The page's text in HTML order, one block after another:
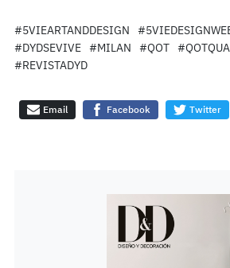
#5VIEARTANDDESIGN
#DYDSEVIVE
#MILAN #QOT
#REVISTADYD
Email Facebook Twitter